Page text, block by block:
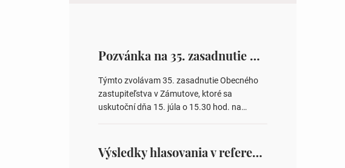
Pozvánka na 35. zasadnutie OZ v Zámutove
Týmto zvolávam 35. zasadnutie Obecného
zastupiteľstva v Zámutove, ktoré sa
uskutoční dňa 15. júla o 15.30 hod. na
Schválenie návrhovej komisie a overovateľov
zápisnice 3. Určenie volebných obvodov pre
Výsledky hlasovania v referende 2026